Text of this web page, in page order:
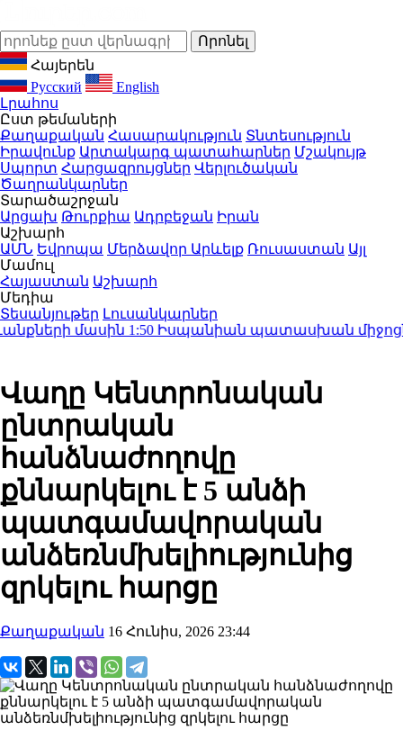
Հայերեն
Русский
English
Լրահոս
Ըստ թեմաների
Քաղաքական Հասարակություն Տնտեսություն
Իրավունք Արտակարգ պատահարներ Մշակույթ
Սպորտ Հարցազրույցներ Վերլուծական
Ծաղրանկարներ
Տարածաշրջան
Արցախ Թուրքիա Ադրբեջան Իրան
Աշխարհ
ԱՄՆ Եվրոպա Մերձավոր Արևելք Ռուսաստան Այլ
Մամուլ
Հայաստան Աշխարհ
Մեդիա
Տեսանյութեր Լուսանկարներ
մասին1:50 Իսպանիան պատասխան միջոցներ
Վաղը Կենտրոնական
ընտրական
հանձնաժողովը
քննարկելու է 5 անձի
պատգամավորական
անձեռնմխելիությունից
զրկելու հարցը
Քաղաքական 16 Հունիս, 2026 23:44